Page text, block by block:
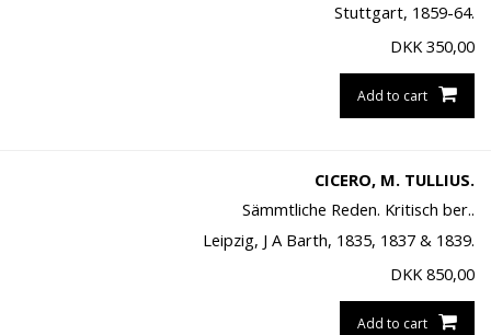
Stuttgart, 1859-64.
DKK 350,00
Add to cart
CICERO, M. TULLIUS.
Sämmtliche Reden. Kritisch ber..
Leipzig, J A Barth, 1835, 1837 & 1839.
DKK 850,00
Add to cart